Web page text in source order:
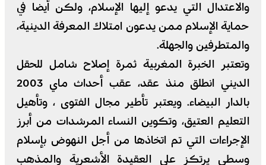
والاعتدال التي يدعو إليها الإسلام، ولكن أيضا في
حماية الإسلام ممن يدعون امتلاك المعرفة الدينية،
والمتطرفين والجهلة.
وتعتبر الخبرة المغربية ثمرة إصلاح شامل للحقل
الديني انطلق منذ عقد، عقب أحداث ماي 2003
بالدار البيضاء. ويعتبر تأطير مجال الفتوى ، وتأهيل
التعليم العتيق، وتكوين النساء المرشدات من أبرز
الإجراءات التي تم اتخاذها من أجل النهوض بإسلام
وسطي يرتكز على العقيدة الأشعرية والمذهب